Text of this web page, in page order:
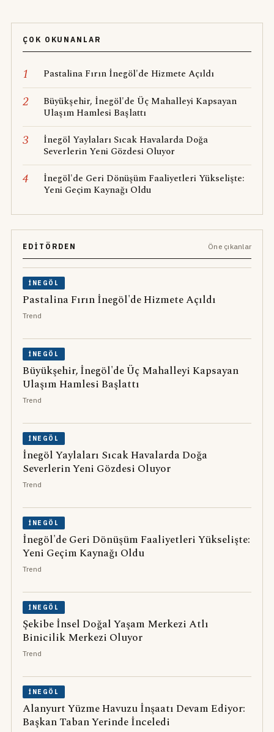
ÇOK OKUNANLAR
1 Pastalina Fırın İnegöl'de Hizmete Açıldı
2
Büyükşehir, İnegöl'de Üç Mahalleyi Kapsayan
Ulaşım Hamlesi Başlattı
3
İnegöl Yaylaları Sıcak Havalarda Doğa
Severlerin Yeni Gözdesi Oluyor
4
İnegöl'de Geri Dönüşüm Faaliyetleri Yükselişte:
Yeni Geçim Kaynağı Oldu
EDITÖRDEN Öne çıkanlar
İNEGÖL
Pastalina Fırın İnegöl'de Hizmete Açıldı
Trend
İNEGÖL
Büyükşehir, İnegöl'de Üç Mahalleyi Kapsayan
Ulaşım Hamlesi Başlattı
Trend
İNEGÖL
İnegöl Yaylaları Sıcak Havalarda Doğa
Severlerin Yeni Gözdesi Oluyor
Trend
İNEGÖL
İnegöl'de Geri Dönüşüm Faaliyetleri Yükselişte:
Yeni Geçim Kaynağı Oldu
Trend
İNEGÖL
Şekibe İnsel Doğal Yaşam Merkezi Atlı
Binicilik Merkezi Oluyor
Trend
İNEGÖL
Alanyurt Yüzme Havuzu İnşaatı Devam Ediyor:
Başkan Taban Yerinde İnceledi